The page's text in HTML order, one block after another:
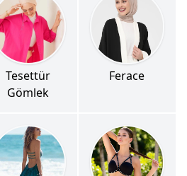
Tesettür
Gömlek
Ferace